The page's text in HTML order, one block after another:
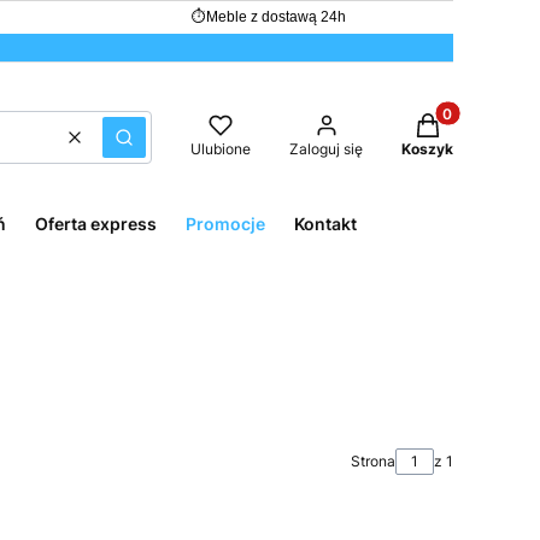
⏱ Meble z dostawą 24h
WyczyśćSzukaj Ulubione Zaloguj się
Produkty w
Koszyk
Oferta express Promocje Kontakt
Strona z 1